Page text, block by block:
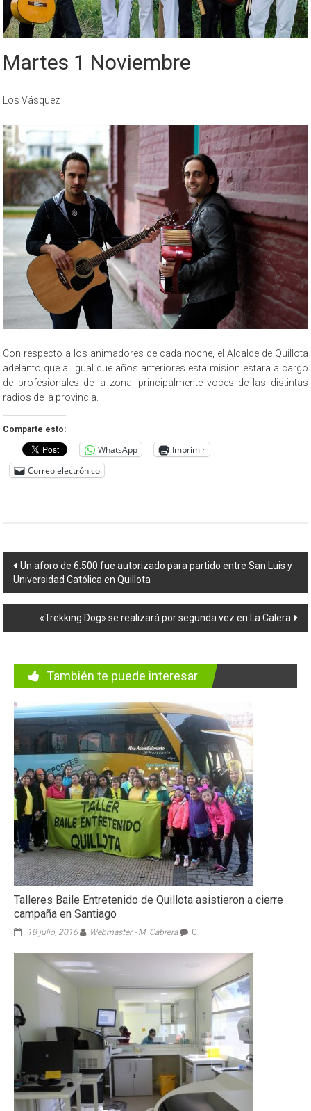
Martes 1 Noviembre
Los Vásquez
Con respecto a los animadores de cada noche, el Alcalde de Quillota
adelanto que al igual que años anteriores esta mision estara a cargo
de profesionales de la zona, principalmente voces de las distintas
radios de la provincia.
Comparte esto:
WhatsApp
Imprimir
Correo electrónico
Navegación
de
entradas
Un aforo de 6.500 fue autorizado para partido entre San Luis y
Universidad Católica en Quillota
«Trekking Dog» se realizará por segunda vez en La Calera
También te puede interesar
Talleres Baile Entretenido de Quillota asistieron a cierre
campaña en Santiago
18 julio, 2016 Webmaster - M. Cabrera 0